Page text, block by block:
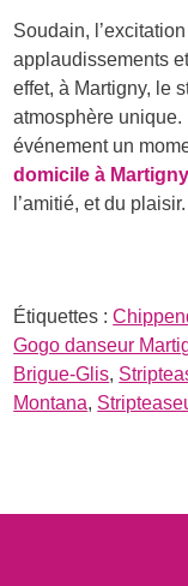
Soudain,
applaudissements
effet, à Martigny, le
atmosphère
événement un
domicile à Martigny
l’amitié, et du plaisir.
Étiquettes :
Gogo danseur
Brigue-Glis,
Montana,